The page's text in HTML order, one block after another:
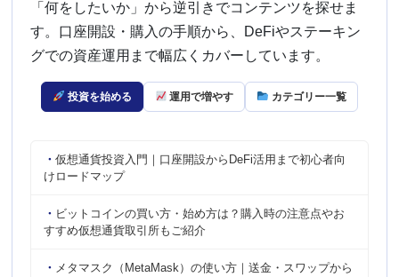
「何をしたいか」から逆引きでコンテンツを探せま
す。口座開設・購入の手順から、DeFiやステーキン
グでの資産運用まで幅広くカバーしています。
投資を始める 運用で増やす カテゴリー一覧
仮想通貨投資入門｜口座開設からDeFi活用まで初心者向
けロードマップ
ビットコインの買い方・始め方は？購入時の注意点やお
すすめ仮想通貨取引所もご紹介
メタマスク（MetaMask）の使い方｜送金・スワップから